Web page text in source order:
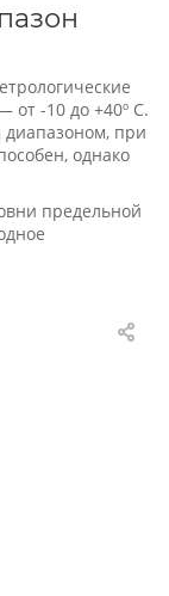
от -10 до +40º С.
диапазоном, при
однако
предельной